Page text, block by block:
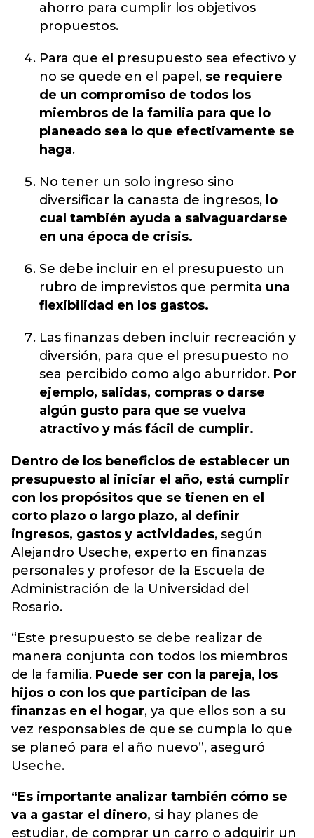
ahorro para cumplir los objetivos
propuestos.
Para que el presupuesto sea efectivo y
no se quede en el papel, se requiere
de un compromiso de todos los
miembros de la familia para que lo
planeado sea lo que efectivamente se
haga.
No tener un solo ingreso sino
diversificar la canasta de ingresos, lo
cual también ayuda a salvaguardarse
en una época de crisis.
Se debe incluir en el presupuesto un
rubro de imprevistos que permita una
flexibilidad en los gastos.
Las finanzas deben incluir recreación y
diversión, para que el presupuesto no
sea percibido como algo aburridor. Por
ejemplo, salidas, compras o darse
algún gusto para que se vuelva
atractivo y más fácil de cumplir.
Dentro de los beneficios de establecer un
presupuesto al iniciar el año, está cumplir
con los propósitos que se tienen en el
corto plazo o largo plazo, al definir
ingresos, gastos y actividades, según
Alejandro Useche, experto en finanzas
personales y profesor de la Escuela de
Administración de la Universidad del
Rosario.
“Este presupuesto se debe realizar de
manera conjunta con todos los miembros
de la familia. Puede ser con la pareja, los
hijos o con los que participan de las
finanzas en el hogar, ya que ellos son a su
vez responsables de que se cumpla lo que
se planeó para el año nuevo”, aseguró
Useche.
“Es importante analizar también cómo se
va a gastar el dinero, si hay planes de
estudiar, de comprar un carro o adquirir un